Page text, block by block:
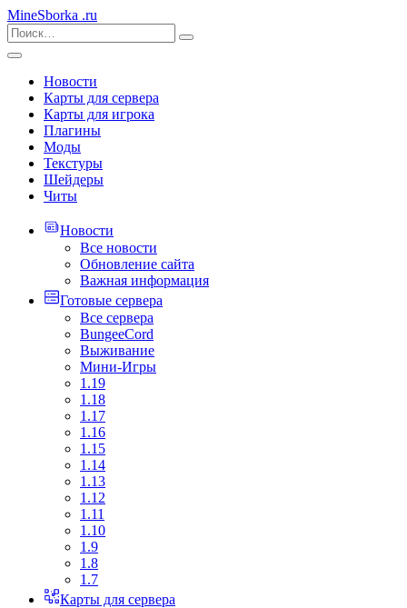
MineSborka .ru
Новости
Карты для сервера
Карты для игрока
Плагины
Моды
Текстуры
Шейдеры
Читы
Новости
Все новости
Обновление сайта
Важная информация
Готовые сервера
Все сервера
BungeeCord
Выживание
Мини-Игры
1.19
1.18
1.17
1.16
1.15
1.14
1.13
1.12
1.11
1.10
1.9
1.8
1.7
Карты для сервера